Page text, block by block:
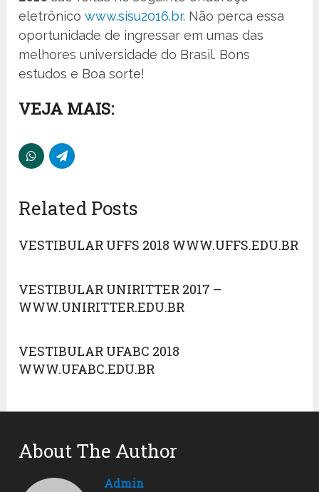
eletrônicowww.sisu2016.br. Não perca essa
oportunidade de ingressar em umas das
melhores universidade do Brasil. Bons
estudos e Boa sorte!
VEJA MAIS:
Related Posts
VESTIBULAR UFFS 2018 WWW.UFFS.EDU.BR
VESTIBULAR UNIRITTER 2017 –
WWW.UNIRITTER.EDU.BR
VESTIBULAR UFABC 2018
WWW.UFABC.EDU.BR
About The Author
Admin